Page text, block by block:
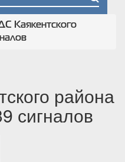
Каякентского
района
сигналов